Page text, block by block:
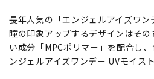
長年人気の「エンジェルアイズワ
瞳の印象アップするデザインはそ
い成分「MPCポリマー」を配合し
ンジェルアイズワンデー UVモイス